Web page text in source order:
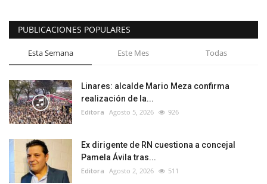
PUBLICACIONES POPULARES
Esta Semana Este Mes Todas
Linares: alcalde Mario Meza confirma
realización de la...
Editora Agosto 5, 2026 926
Ex dirigente de RN cuestiona a concejal
Pamela Ávila tras...
Editora Agosto 2, 2026 511